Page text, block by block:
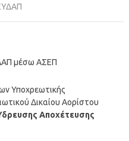
μέσω ΑΣΕΠ
Υποχρεωτικής
Δικαίου Αορίστου
Αποχέτευσης